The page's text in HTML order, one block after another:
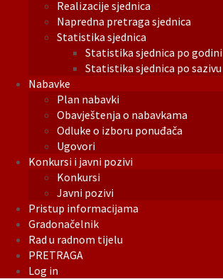
Realizacije sjednica
Napredna pretraga sjednica
Statistika sjednica
Statistika sjednica po godini
Statistika sjednica po sazivu
Nabavke
Plan nabavki
Obavještenja o nabavkama
Odluke o izboru ponuđača
Ugovori
Konkursi i javni pozivi
Konkursi
Javni pozivi
Pristup informacijama
Gradonačelnik
Rad u radnom tijelu
PRETRAGA
Log in